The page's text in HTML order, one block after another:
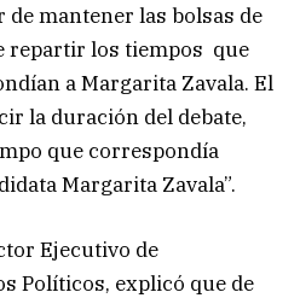
de mantener las bolsas de
repartir los tiempos que
a Margarita Zavala. El
la duración del debate,
que correspondía
Margarita Zavala”.
Ejecutivo de
Políticos, explicó que de